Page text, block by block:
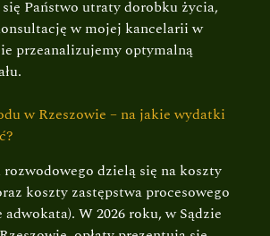
Państwo utraty dorobku życia,
w mojej kancelarii w
przeanalizujemy optymalną
w Rzeszowie – na jakie wydatki
dzielą się na koszty
koszty zastępstwa procesowego
W 2026 roku, w Sądzie